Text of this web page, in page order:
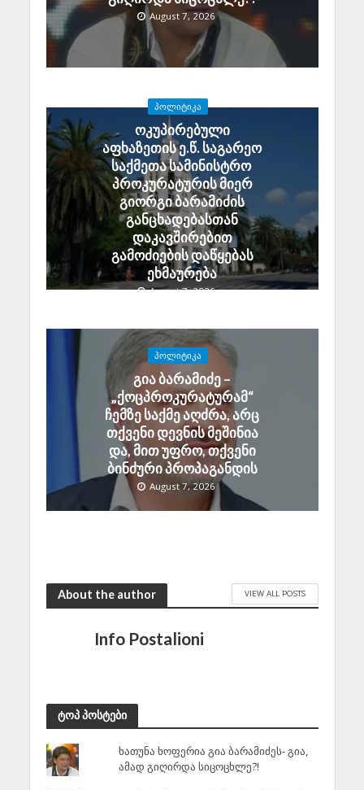
August 7, 2026
ᲞᲝᲚᲘᲢᲘᲙᲐ
ოკუპირებული
აფხაზეთის ე.წ. საგარეო
საქმეთა სამინისტრო
პროკურატურის მიერ
გიორგი ბარამიძის
განცხადებასთან
დაკავშირებით
გამოძიების დაწყებას
ეხმაურება
August 7, 2026
ᲞᲝᲚᲘᲢᲘᲙᲐ
გია ბარამიძე –
„ქოცპროკურატურამ“
ჩემზე საქმე აღძრა, არც
თქვენი დევნის მეშინია
და, მით უფრო, თქვენი
ბინძური პროპაგანდის
August 7, 2026
About the author VIEW ALL POSTS
Info Postalioni
ტოპ პოსტები
ხათუნა ხოფერია გია ბარამიძეს- გია,
ამად გიღირდა სიცოცხლე?!